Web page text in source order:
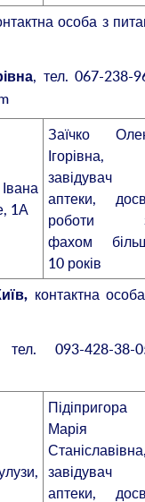
особа з
, тел. 067-238-
1А
Заїчко
Ігорівна,
завідувач
аптеки,
роботи
фахом
10 років
контактна
093-428-38-
Підіпригора
Марія
завідувач
аптеки,